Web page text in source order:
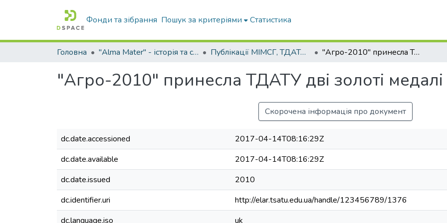
Фонди та зібрання Пошук за критеріями Статистика
Головна "Alma Mater" - історія та сьогодення Університету Публікації МІМСГ, ТДАТА, ТДАТУ "Агро-2010" принесла ТДАТУ дві золоті медалі
"Агро-2010" принесла ТДАТУ дві золоті медалі
Скорочена інформація про документ
dc.date.accessioned
2017-04-14T08:16:29Z
dc.date.available
2017-04-14T08:16:29Z
dc.date.issued
2010
dc.identifier.uri
http://elar.tsatu.edu.ua/handle/123456789/1376
dc.language.iso
uk